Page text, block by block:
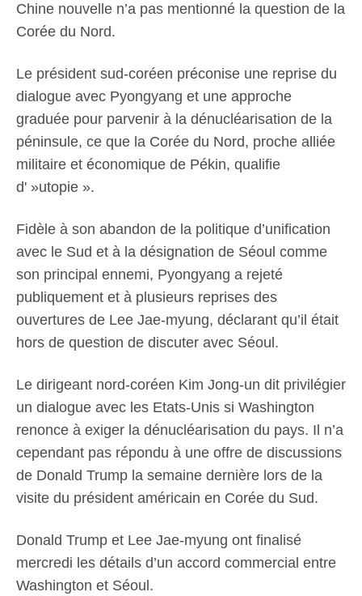
Chine nouvelle n’a pas mentionné la question de la
Corée du Nord.
Le président sud-coréen préconise une reprise du
dialogue avec Pyongyang et une approche
graduée pour parvenir à la dénucléarisation de la
péninsule, ce que la Corée du Nord, proche alliée
militaire et économique de Pékin, qualifie
d' »utopie ».
Fidèle à son abandon de la politique d’unification
avec le Sud et à la désignation de Séoul comme
son principal ennemi, Pyongyang a rejeté
publiquement et à plusieurs reprises des
ouvertures de Lee Jae-myung, déclarant qu’il était
hors de question de discuter avec Séoul.
Le dirigeant nord-coréen Kim Jong-un dit privilégier
un dialogue avec les Etats-Unis si Washington
renonce à exiger la dénucléarisation du pays. Il n’a
cependant pas répondu à une offre de discussions
de Donald Trump la semaine dernière lors de la
visite du président américain en Corée du Sud.
Donald Trump et Lee Jae-myung ont finalisé
mercredi les détails d’un accord commercial entre
Washington et Séoul.